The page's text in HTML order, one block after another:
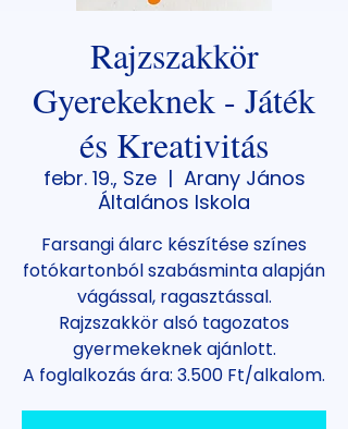
Rajzszakkör
Gyerekeknek - Játék
és Kreativitás
febr. 19., Sze
  |
Arany János
Általános Iskola
Farsangi álarc készítése színes
fotókartonból szabásminta alapján
vágással, ragasztással.
Rajzszakkör alsó tagozatos
gyermekeknek ajánlott.
A foglalkozás ára: 3.500 Ft/alkalom.